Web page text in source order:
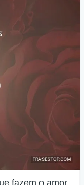
fazem o amor